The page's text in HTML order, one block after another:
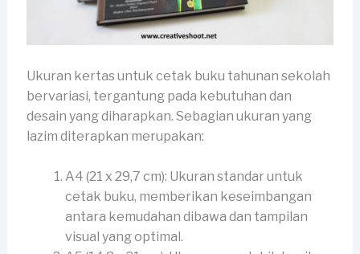
Ukuran kertas untuk cetak buku tahunan sekolah
bervariasi, tergantung pada kebutuhan dan
desain yang diharapkan. Sebagian ukuran yang
lazim diterapkan merupakan:
A4 (21 x 29,7 cm): Ukuran standar untuk
cetak buku, memberikan keseimbangan
antara kemudahan dibawa dan tampilan
visual yang optimal.